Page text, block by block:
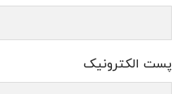
پست الکترونیک